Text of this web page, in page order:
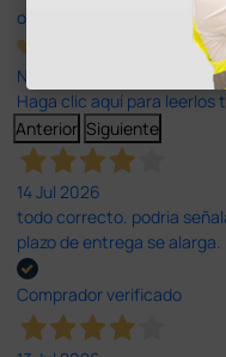
opiniones
Nuestras reseñas de 4 y 5
Haga clic aquí para leerlos
Anterior Siguiente
14 Jul 2026
todo correcto. podria
plazo de entrega se alarga.
Comprador verificado